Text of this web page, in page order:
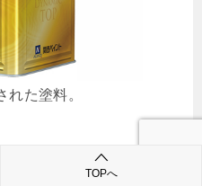
れた塗料。
TOPへ